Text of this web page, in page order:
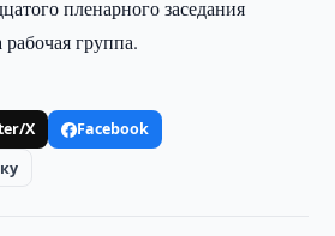
пленарного заседания
группа.
X
Facebook